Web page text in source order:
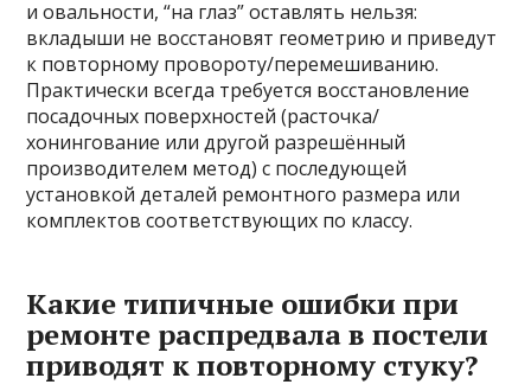
и овальности, “на глаз” оставлять нельзя:
вкладыши не восстановят геометрию и приведут
к повторному провороту/перемешиванию.
Практически всегда требуется восстановление
посадочных поверхностей (расточка/
хонингование или другой разрешённый
производителем метод) с последующей
установкой деталей ремонтного размера или
комплектов соответствующих по классу.
Какие типичные ошибки при
ремонте распредвала в постели
приводят к повторному стуку?